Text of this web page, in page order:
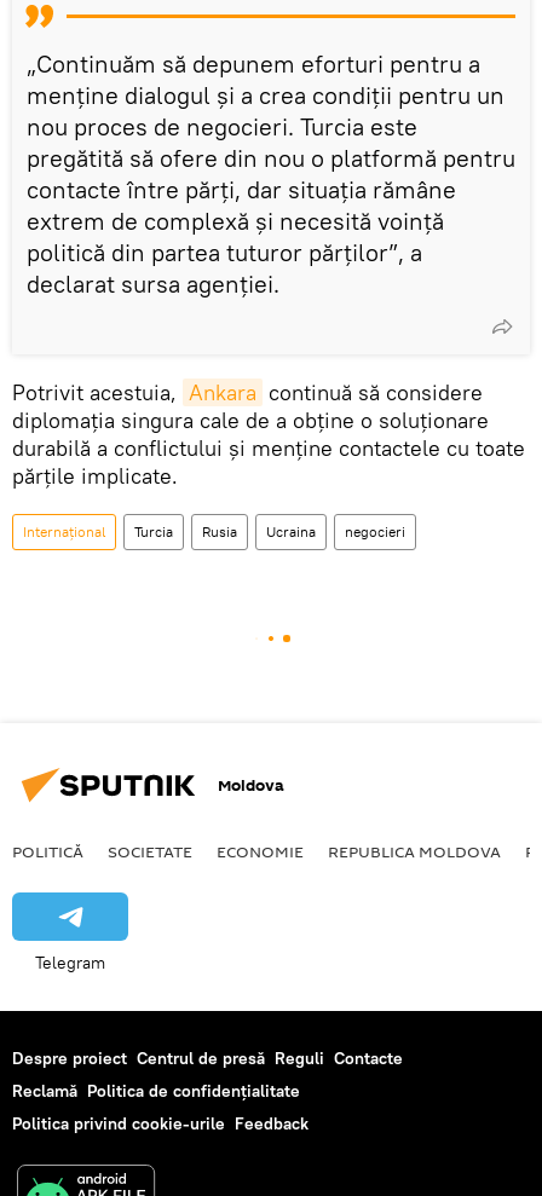
„Continuăm să depunem eforturi pentru a
menține dialogul și a crea condiții pentru un
nou proces de negocieri. Turcia este
pregătită să ofere din nou o platformă pentru
contacte între părți, dar situația rămâne
extrem de complexă și necesită voință
politică din partea tuturor părților”, a
declarat sursa agenției.
Potrivit acestuia, Ankara continuă să considere
diplomația singura cale de a obține o soluționare
durabilă a conflictului și menține contactele cu toate
părțile implicate.
Internațional Turcia Rusia Ucraina negocieri
Moldova
POLITICĂ SOCIETATE ECONOMIE REPUBLICA MOLDOVA
Telegram
Despre proiect Centrul de presă Reguli Contacte
Reclamă Politica de confidențialitate
Politica privind cookie-urile Feedback